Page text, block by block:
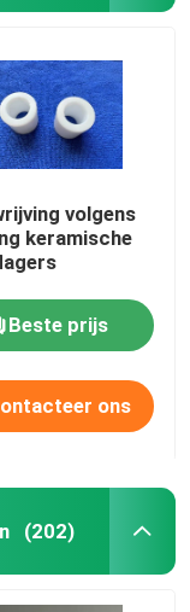
volgens
keramische
Beste prijs
ons
(202)